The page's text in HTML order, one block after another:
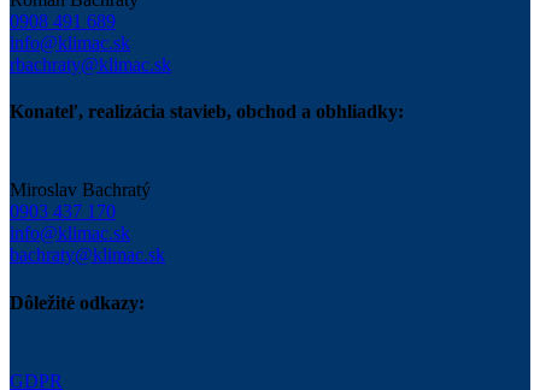
0908 491 689
info@klimac.sk
rbachraty@klimac.sk
Konateľ, realizácia stavieb, obchod a obhliadky:
Miroslav Bachratý
0903 437 170
info@klimac.sk
bachraty@klimac.sk
Dôležité odkazy:
GDPR